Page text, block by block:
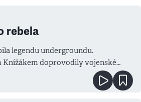
rebela
legendu undergroundu.
Knížákem doprovodily vojenské